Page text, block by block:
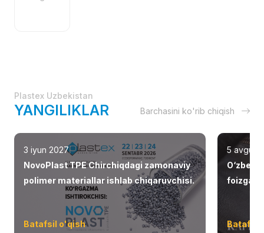
Plastex Uzbekistan
YANGILIKLAR Barchasini ko'rib chiqish
3 iyun 2027
NovoPlast TPE Chirchiqdagi zamonaviy
polimer materiallar ishlab chiqaruvchisi.
Batafsil o'qish
5 avgust
foizga
Batafsil